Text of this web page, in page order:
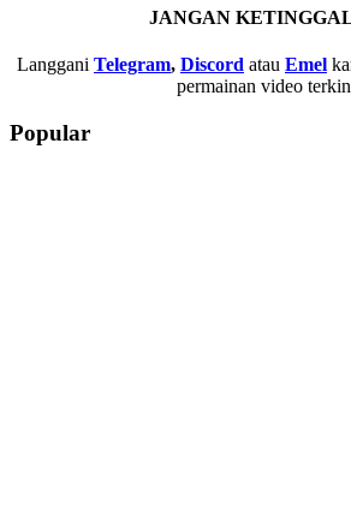
JANGAN
Langgani Telegram, Discord atau Emel
permainan video
Popular